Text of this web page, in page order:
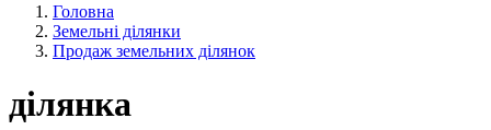
Головна
Земельні ділянки
Продаж земельних ділянок
ділянка